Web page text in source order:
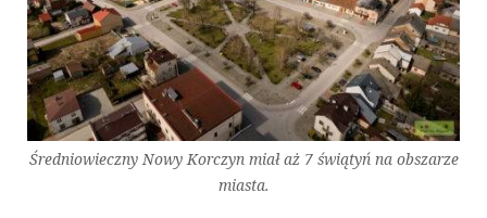
Średniowieczny Nowy Korczyn miał aż 7 świątyń na obszarze
miasta.